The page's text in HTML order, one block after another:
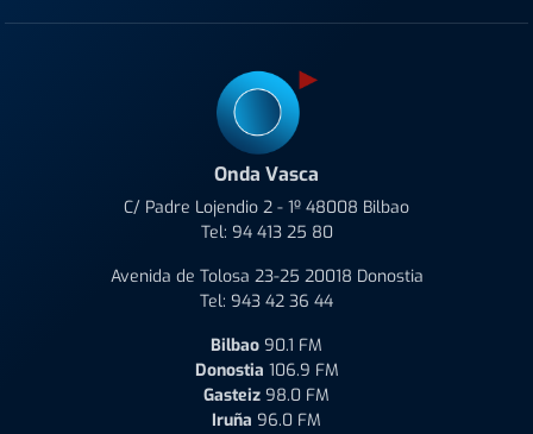
Onda Vasca
C/ Padre Lojendio 2 - 1º 48008 Bilbao
Tel: 94 413 25 80
Avenida de Tolosa 23-25 20018 Donostia
Tel: 943 42 36 44
Bilbao 90.1 FM
Donostia 106.9 FM
Gasteiz 98.0 FM
Iruña 96.0 FM